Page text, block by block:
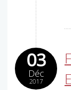
03
Déc
2017